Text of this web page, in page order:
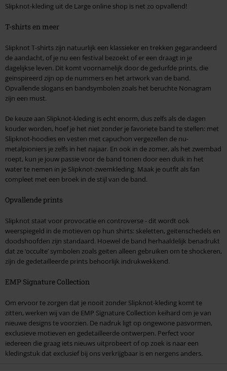
Slipknot-kleding uit de Large online shop is net zo opvallend!
T-shirts en meer
Slipknot T-shirts zijn natuurlijk een klassieker en trekken gegarandeerd
de aandacht, of je nu een festival bezoekt of er een draagt in je
dagelijkse leven. Dit komt voornamelijk door de gedurfde prints, die
geïnspireerd zijn op de nummers en het artwork van de band.
Opvallende slogans en bandsymbolen zoals het beruchte Nonagram
zijn een must.
De keuze aan Slipknot-kleding is echt enorm, dus zelfs als de dagen
kouder worden, hoef je het niet zonder je favoriete band te stellen: met
Slipknot-hoodies en vesten met capuchon vergezellen de nu-
metalpioniers je zelfs in het najaar. En ook in de zomer, als het zwembad
roept, kun je jouw passie voor de band tonen door een duik in het
water te nemen in je Slipknot-zwemkleding. Maak je outfit als fan
compleet met een broek in de stijl van de band.
Opvallende prints
Slipknot staat voor provocatie en controverse - dit wordt ook
weerspiegeld in de motieven op hun shirts: skeletten, geitenschedels en
doodshoofden zijn standaard. Hoewel de band herhaaldelijk benadrukt
dat ze ‘occulte’ symbolen zoals geiten alleen gebruiken om te shockeren,
zijn de gedetailleerde prints behoorlijk indrukwekkend.
EMP Signature Collection
Om ervoor te zorgen dat je nooit zonder Slipknot-kleding komt te
zitten, werken wij van de EMP Signature Collection keihard om je van
nieuwe designs te voorzien. De nadruk ligt op ongewone pasvormen,
exclusieve motieven en gedetailleerde ontwerpen. Perfect voor
iedereen die graag iets nieuws uitprobeert of op zoek is naar een
kledingstuk dat exclusief bij ons verkrijgbaar is en nergens anders.